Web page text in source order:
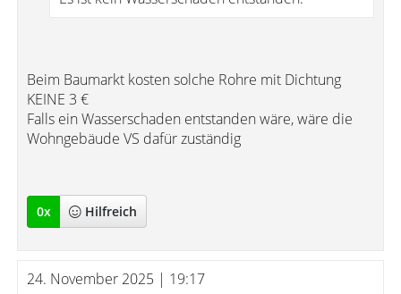
Beim Baumarkt kosten solche Rohre mit Dichtung
KEINE 3 €
Falls ein Wasserschaden entstanden wäre, wäre die
Wohngebäude VS dafür zuständig
0x Hilfreich
24. November 2025 | 19:17